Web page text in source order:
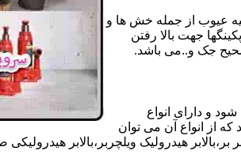
عیوب از جمله خش ها و
جهت بالا رفتن
جک و..می باشد.
و دارای انواع
که از انواع آن می توان
بر،بالابر هیدرولیک ویلچربر،بالابر